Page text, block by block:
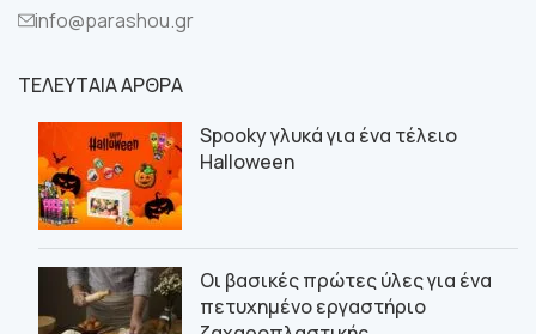
info@parashou.gr
ΤΕΛΕΥΤΑΙΑ ΑΡΘΡΑ
Spooky γλυκά για ένα τέλειο
Halloween
Οι βασικές πρώτες ύλες για ένα
πετυχημένο εργαστήριο